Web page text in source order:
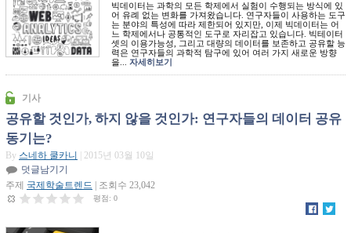
빅데이터는 과학의 모든 학제에서 실험이 수행되는 방식에 있
어 유례 없는 변화를 가져왔습니다. 연구자들이 사용하는 도구
는 분야의 특성에 따라 제한되어 있지만, 이제 빅데이터는 어
느 학제에서나 공통적인 도구로 자리잡고 있습니다. 빅테이터
셋의 이용가능성, 그리고 대량의 데이터를 보존하고 공유할 능
력은 연구자들의 과학적 탐구에 있어 여러 가지 새로운 방향
을... 자세히보기
기사
공유할 것인가, 하지 않을 것인가: 연구자들의 데이터 공유
동기는?
By 스네하 쿨카니
| 2015년 03월 10일
덧글남기기
주제 국제학술트렌드 | 조회수 23,042
평점: 0